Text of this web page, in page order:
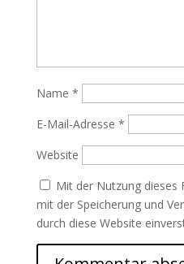
Name *
E-Mail-Adresse *
Website
Mit der Nutzung dieses
mit der Speicherung und
durch diese Website